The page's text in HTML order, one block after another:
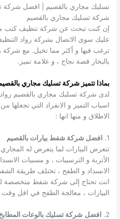
تسليك مجاري بالقصيم | افضل شركة
شركة تسليك مجاري بالقصيم
إن كنت تبحث عن شركة تنظيف كنب
عليك سوى الاتصال بشركة رواد
ترغب فيها و أكثر مما تخيل. مع شركة
بالبخار قصة نجاح ، و علامة تميز.
بماذا تتميز شركة تسليك مجاري
لدى شركة تسليك مجاري بالقصيم رواد
اسباب التميز و الانفراد التي
الاطلاق و منها انها :
1.
افضل شركة شفط بيارات بالقصيم
تتعرض البيارات لما يتعرض له
الأتربة و الترسيبات ، و مسببات
الانسداد و الطفح ، تختلف طريقة
انت تحتاج إلى شركة شفط متخصصة
البيارات ، معالجة الطفح في اقل
2. افضل شركة تسليك بالوعات